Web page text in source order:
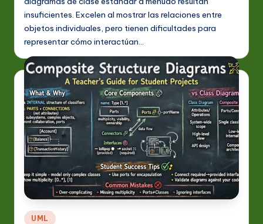
insuficientes. Excelen al mostrar las relaciones entre
objetos individuales, pero tienen dificultades para
representar cómo interactúan…
Publicado
UML